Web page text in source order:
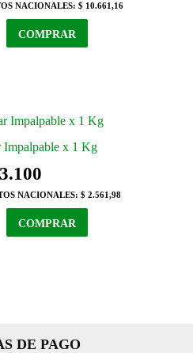
NACIONALES: $ 10.661,16
COMPRAR
Impalpable x 1 Kg
3.100
NACIONALES: $ 2.561,98
COMPRAR
DE PAGO